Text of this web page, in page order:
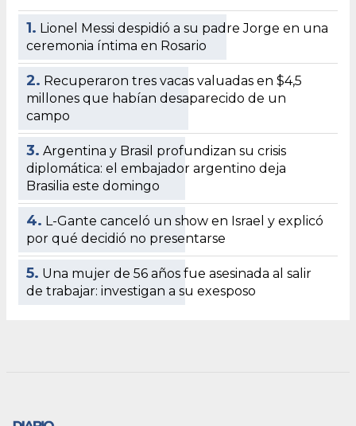
1. Lionel Messi despidió a su padre Jorge en una
ceremonia íntima en Rosario
2. Recuperaron tres vacas valuadas en $4,5
millones que habían desaparecido de un
campo
3. Argentina y Brasil profundizan su crisis
diplomática: el embajador argentino deja
Brasilia este domingo
4. L-Gante canceló un show en Israel y explicó
por qué decidió no presentarse
5. Una mujer de 56 años fue asesinada al salir
de trabajar: investigan a su exesposo